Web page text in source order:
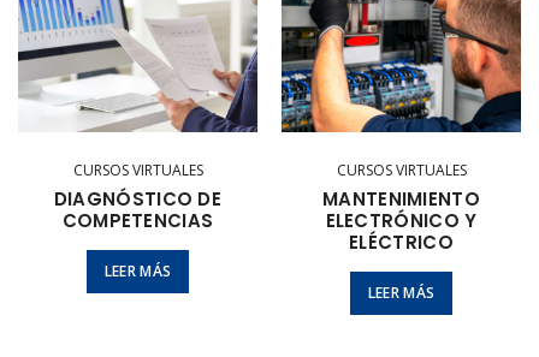
CURSOS VIRTUALES
DIAGNÓSTICO DE
COMPETENCIAS
LEER MÁS
CURSOS VIRTUALES
MANTENIMIENTO
ELECTRÓNICO Y
ELÉCTRICO
LEER MÁS